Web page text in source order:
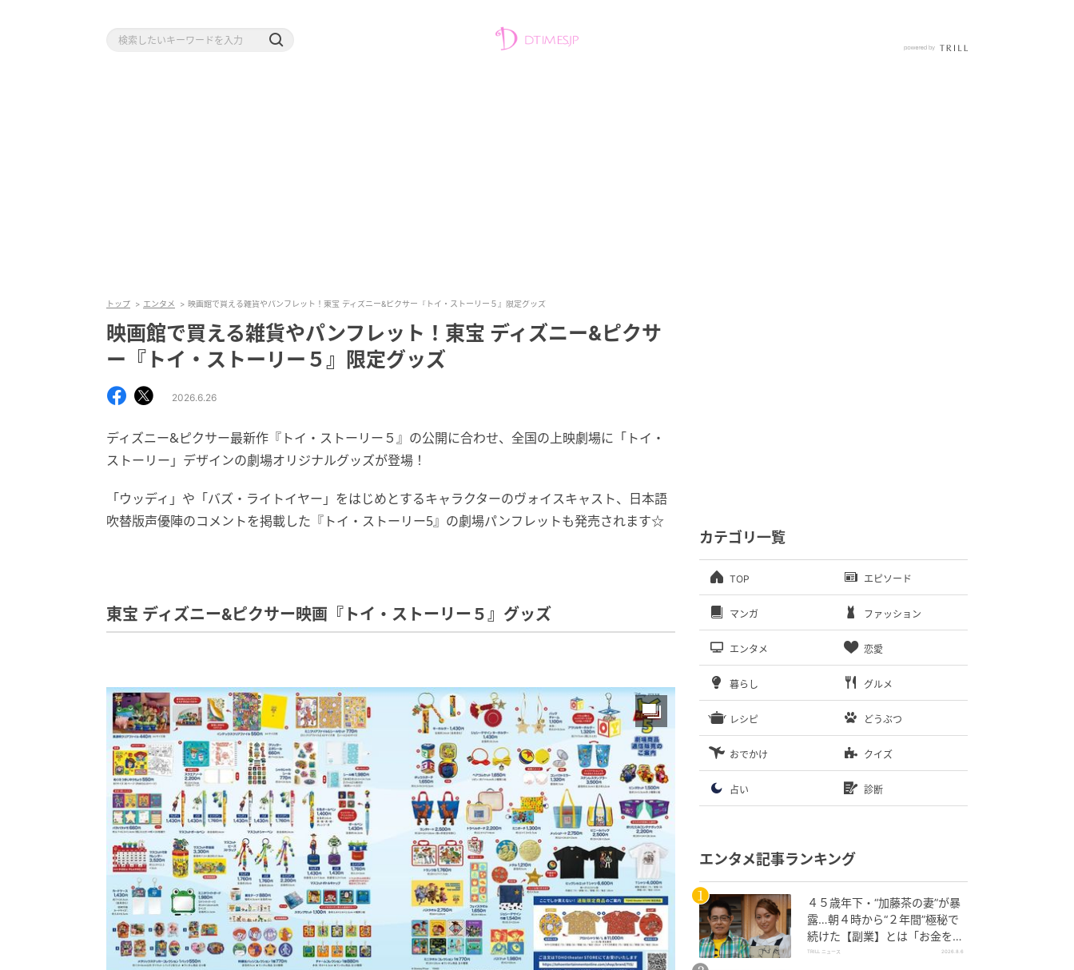
トップ エンタメ 映画館で買える雑貨やパンフレット！東宝 ディズニー&ピクサー『トイ・ストーリー５』限定グッズ
映画館で買える雑貨やパンフレット！東宝 ディズニー&ピクサ
ー『トイ・ストーリー５』限定グッズ
2026.6.26
ディズニー&ピクサー最新作『トイ・ストーリー５』の公開に合わせ、全国の上映劇場に「トイ・
ストーリー」デザインの劇場オリジナルグッズが登場！
「ウッディ」や「バズ・ライトイヤー」をはじめとするキャラクターのヴォイスキャスト、日本語
吹替版声優陣のコメントを掲載した『トイ・ストーリー5』の劇場パンフレットも発売されます☆
東宝 ディズニー&ピクサー映画『トイ・ストーリー５』グッズ
カテゴリ一覧
TOP エピソード
マンガ ファッション
エンタメ 恋愛
暮らし グルメ
レシピ どうぶつ
おでかけ クイズ
占い 診断
エンタメ記事ランキング
４５歳年下・“加藤茶の妻”が暴
露…朝４時から“２年間”極秘で
続けた【副業】とは「お金を稼
ぐのって大変」
TRILL ニュース 2026.8.6